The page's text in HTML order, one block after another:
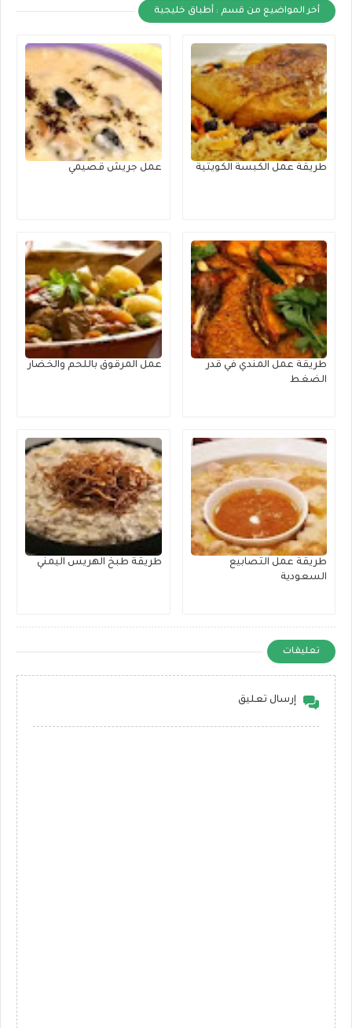
أخر المواضيع من قسم : أطباق خليجية
طريقة عمل الكبسة الكويتية عمل جريش قصيمي
طريقة عمل المندي في قدر
الضغط
عمل المرقوق باللحم والخضار
طريقة عمل التصابيع
السعودية
طريقة طبخ الهريس اليمني
تعليقات
إرسال تعليق